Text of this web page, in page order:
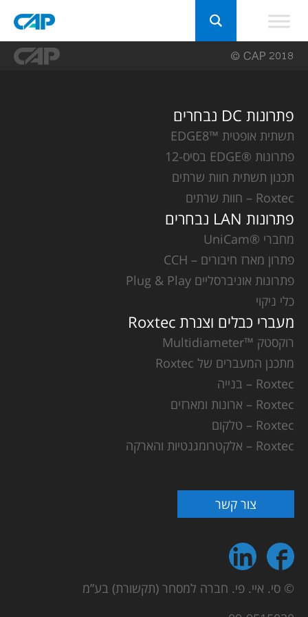
פתרונות DC נבחרים
תשתית אופטית ™EDGE8
פתרונות ®EDGE בסיס-12
תכנון תשתית חוות שרתים
Roxtec – חוות שרתים
פתרונות LAN נבחרים
מחברי ®UniCam
פתרון מארז חיבורים – CCH
פתרונות אוניברסליים Plug & Play
כלי ניקוי
מעברי כבלים וצנרת Roxtec
רוקסטק ™Multidiameter
מתכנן המעברים של Roxtec
Roxtec – בנייה
Roxtec – ארונות ומארזים
Roxtec – טלקום
Roxtec – אלקטרומגנטיות והארקה
צור קשר
© סי. איי. פי. חברה למסחר (תקשורת) בע”מ